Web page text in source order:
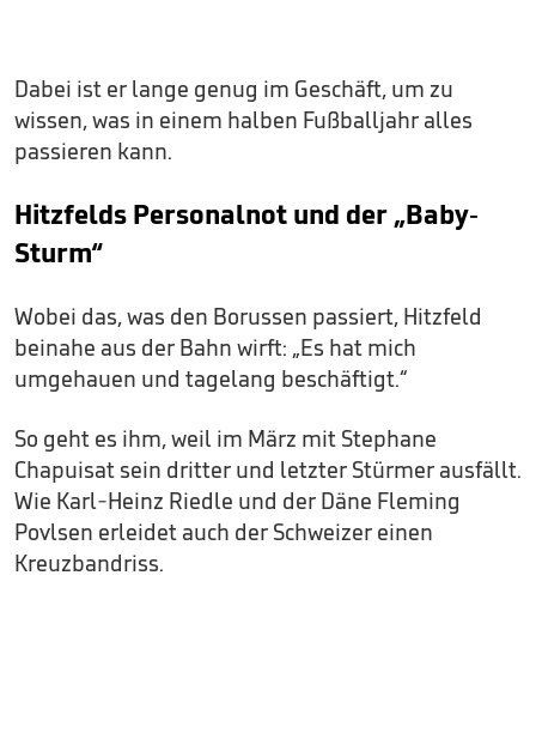
Dabei ist er lange genug im Geschäft, um zu
wissen, was in einem halben Fußballjahr alles
passieren kann.
Hitzfelds Personalnot und der „Baby-
Sturm“
Wobei das, was den Borussen passiert, Hitzfeld
beinahe aus der Bahn wirft: „Es hat mich
umgehauen und tagelang beschäftigt.“
So geht es ihm, weil im März mit Stephane
Chapuisat sein dritter und letzter Stürmer ausfällt.
Wie Karl-Heinz Riedle und der Däne Fleming
Povlsen erleidet auch der Schweizer einen
Kreuzbandriss.